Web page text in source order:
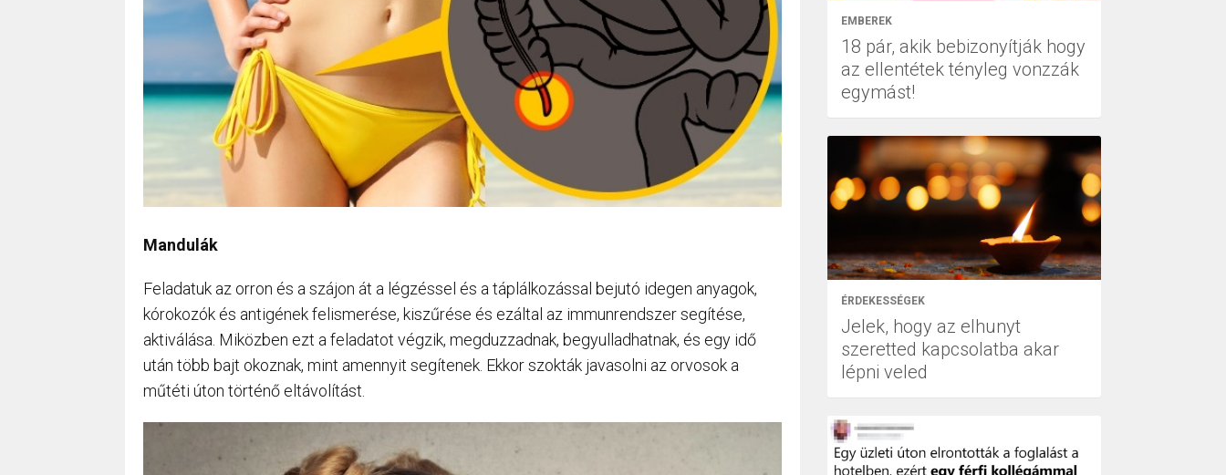
Mandulák
Feladatuk az orron és a szájon át a légzéssel és a táplálkozással bejutó idegen anyagok,
kórokozók és antigének felismerése, kiszűrése és ezáltal az immunrendszer segítése,
aktiválása. Miközben ezt a feladatot végzik, megduzzadnak, begyulladhatnak, és egy idő
után több bajt okoznak, mint amennyit segítenek. Ekkor szokták javasolni az orvosok a
műtéti úton történő eltávolítást.
EMBEREK
18 pár, akik bebizonyítják hogy
az ellentétek tényleg vonzzák
egymást!
ÉRDEKESSÉGEK
Jelek, hogy az elhunyt
szeretted kapcsolatba akar
lépni veled